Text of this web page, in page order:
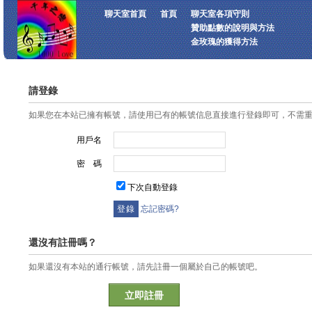
聊天室首頁 首頁
聊天室各項守則
贊助點數的說明與方法
金玫瑰的獲得方法
請登錄
如果您在本站已擁有帳號，請使用已有的帳號信息直接進行登錄即可，不需
用戶名
密 碼
下次自動登錄
忘記密碼?
還沒有註冊嗎？
如果還沒有本站的通行帳號，請先註冊一個屬於自己的帳號吧。
立即註冊